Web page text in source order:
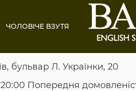
ЧОЛОВІЧЕ ВЗУТЯ
бульвар Л. Українки, 20
Попередня